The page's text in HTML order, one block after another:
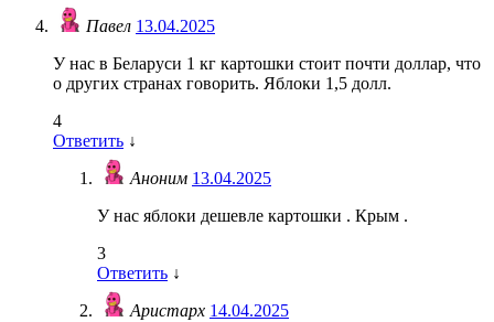
Павел 13.04.2025
У нас в Беларуси 1 кг картошки стоит почти доллар, что
о других странах говорить. Яблоки 1,5 долл.
4
Ответить ↓
Аноним 13.04.2025
У нас яблоки дешевле картошки . Крым .
3
Ответить ↓
Аристарх 14.04.2025